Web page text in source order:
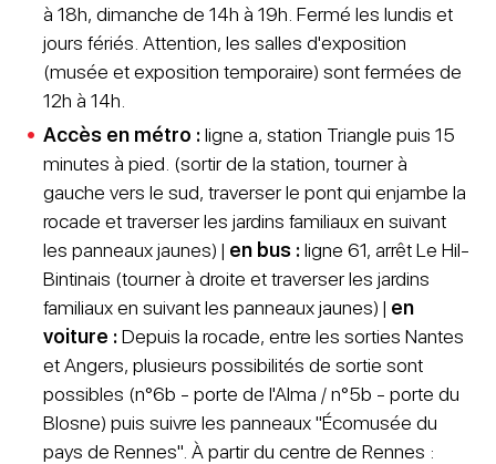
à 18h, dimanche de 14h à 19h. Fermé les lundis et
jours fériés. Attention, les salles d'exposition
(musée et exposition temporaire) sont fermées de
12h à 14h.
Accès en métro :ligne a, station Triangle puis 15
minutes à pied. (sortir de la station, tourner à
gauche vers le sud, traverser le pont qui enjambe la
rocade et traverser les jardins familiaux en suivant
les panneaux jaunes) | en bus :ligne 61, arrêt Le Hil-
Bintinais (tourner à droite et traverser les jardins
familiaux en suivant les panneaux jaunes) | en
voiture :Depuis la rocade, entre les sorties Nantes
et Angers, plusieurs possibilités de sortie sont
possibles (n°6b - porte de l'Alma / n°5b - porte du
Blosne) puis suivre les panneaux "Écomusée du
pays de Rennes". À partir du centre de Rennes :